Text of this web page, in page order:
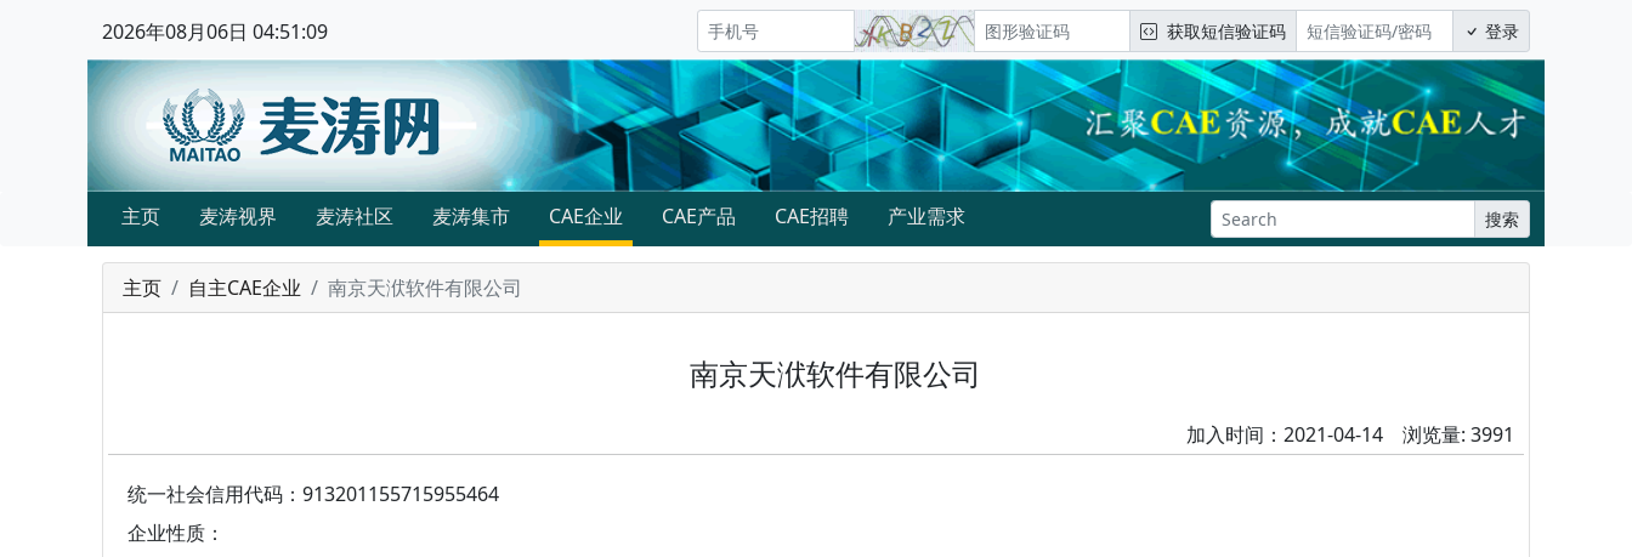
2026年08月06日 04:51:09 获取短信验证码 登录
主页 麦涛视界 麦涛社区 麦涛集市 CAE企业 CAE产品 CAE招聘 产业需求 搜索
主页 自主CAE企业 南京天洑软件有限公司
南京天洑软件有限公司
加入时间：2021-04-14 浏览量: 3991
统一社会信用代码：913201155715955464
企业性质：